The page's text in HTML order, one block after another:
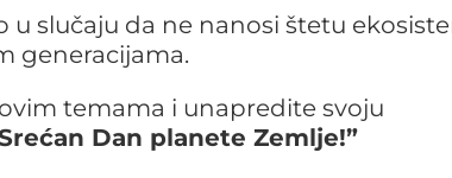
slučaju da ne nanosi štetu
generacijama.
temama i unapredite svoju
Dan planete Zemlje!”